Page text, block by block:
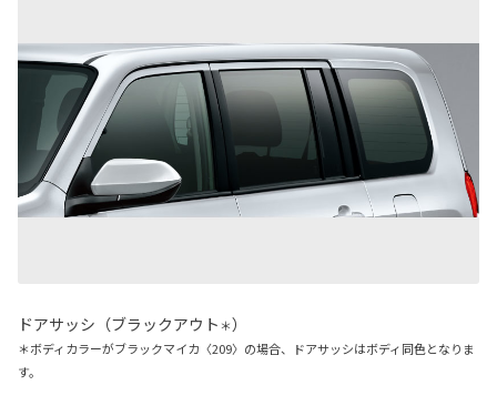
ドアサッシ（ブラックアウト ＊）
＊ボディカラーがブラックマイカ〈209〉の場合、ドアサッシはボディ同色となりま
す。